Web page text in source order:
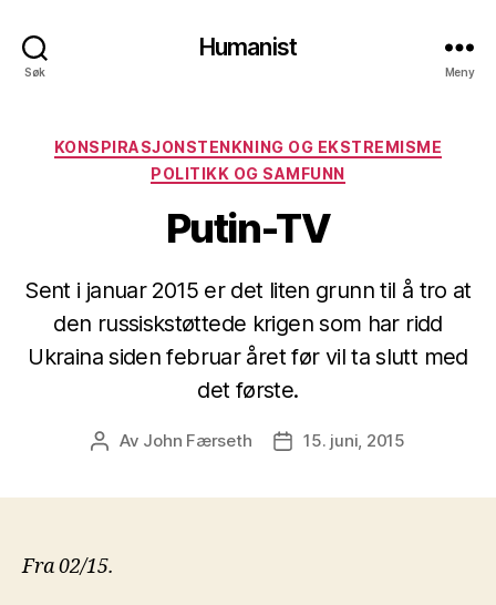
Søk
Humanist
Meny
Kategorier
KONSPIRASJONSTENKNING OG EKSTREMISME
POLITIKK OG SAMFUNN
Putin-TV
Sent i januar 2015 er det liten grunn til å tro at
den russiskstøttede krigen som har ridd
Ukraina siden februar året før vil ta slutt med
det første.
Innleggsforfatter
Av John Færseth Publiseringsdato
15. juni, 2015
Fra 02/15.